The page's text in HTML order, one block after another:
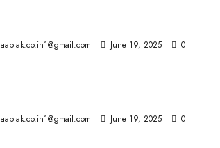
aaptak.co.in1@gmail.com June 19, 2025 0
aaptak.co.in1@gmail.com June 19, 2025 0